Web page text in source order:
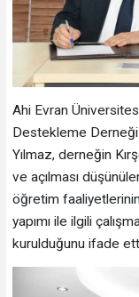
Ahi Evran
Destekleme
Yılmaz, derneğin
ve açılması
öğretim
yapımı ile ilgili
kurulduğunu ifade